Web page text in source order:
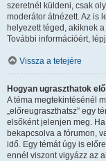
szeretnél küldeni, csak
moderátor átnézett. Az is
helyezett téged, akiknek
További információért,
Vissza a tetejére
Hogyan ugraszthatok
A téma megtekintésénél
„előreugraszthatsz” egy
elsőként jelenjen meg.
bekapcsolva a fórumon,
idő. Egy témát úgy is
ennél viszont vigyázz az